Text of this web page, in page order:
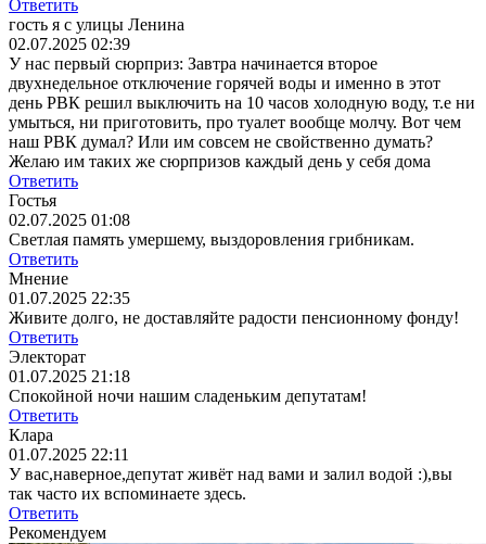
Ответить
гость я с улицы Ленина
02.07.2025 02:39
У нас первый сюрприз: Завтра начинается второе
двухнедельное отключение горячей воды и именно в этот
день РВК решил выключить на 10 часов холодную воду, т.е ни
умыться, ни приготовить, про туалет вообще молчу. Вот чем
наш РВК думал? Или им совсем не свойственно думать?
Желаю им таких же сюрпризов каждый день у себя дома
Ответить
Гостья
02.07.2025 01:08
Светлая память умершему, выздоровления грибникам.
Ответить
Мнение
01.07.2025 22:35
Живите долго, не доставляйте радости пенсионному фонду!
Ответить
Электорат
01.07.2025 21:18
Спокойной ночи нашим сладеньким депутатам!
Ответить
Клара
01.07.2025 22:11
У вас,наверное,депутат живёт над вами и залил водой :),вы
так часто их вспоминаете здесь.
Ответить
Рекомендуем